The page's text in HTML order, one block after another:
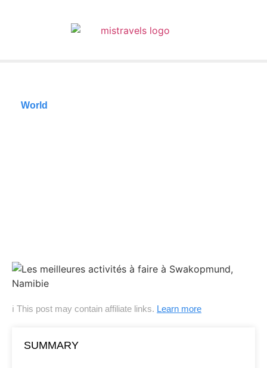
World
ℹ This post may contain affiliate links. Learn more
SUMMARY